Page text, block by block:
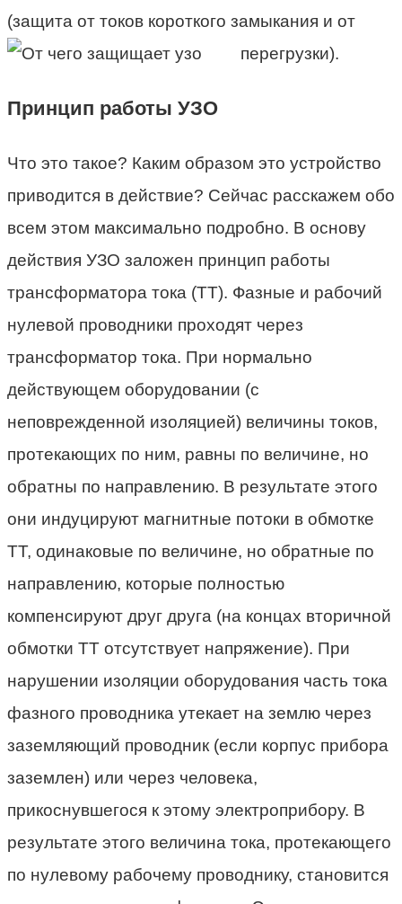
(защита от токов короткого замыкания и от
перегрузки).
Принцип работы УЗО
Что это такое? Каким образом это устройство
приводится в действие? Сейчас расскажем обо
всем этом максимально подробно. В основу
действия УЗО заложен принцип работы
трансформатора тока (ТТ). Фазные и рабочий
нулевой проводники проходят через
трансформатор тока. При нормально
действующем оборудовании (с
неповрежденной изоляцией) величины токов,
протекающих по ним, равны по величине, но
обратны по направлению. В результате этого
они индуцируют магнитные потоки в обмотке
ТТ, одинаковые по величине, но обратные по
направлению, которые полностью
компенсируют друг друга (на концах вторичной
обмотки ТТ отсутствует напряжение). При
нарушении изоляции оборудования часть тока
фазного проводника утекает на землю через
заземляющий проводник (если корпус прибора
заземлен) или через человека,
прикоснувшегося к этому электроприбору. В
результате этого величина тока, протекающего
по нулевому рабочему проводнику, становится